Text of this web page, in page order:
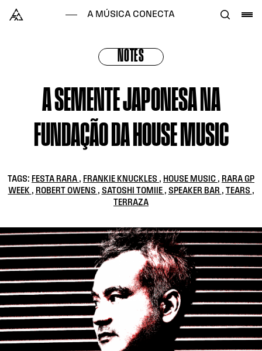
Alataj
A MÚSICA CONECTA
NOTES
A SEMENTE JAPONESA NA
FUNDAÇÃO DA HOUSE MUSIC
TAGS: FESTA RARA , FRANKIE KNUCKLES , HOUSE MUSIC , RARA GP
WEEK , ROBERT OWENS , SATOSHI TOMIIE , SPEAKER BAR , TEARS ,
TERRAZA